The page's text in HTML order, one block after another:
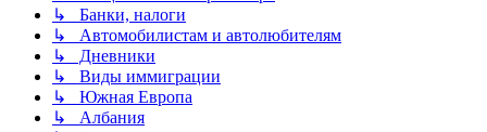
↳ Банки, налоги
↳ Автомобилистам и автолюбителям
↳ Дневники
↳ Виды иммиграции
↳ Южная Европа
↳ Албания